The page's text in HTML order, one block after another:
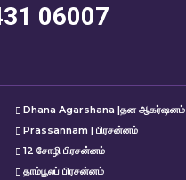
06007
Dhana Agarshana |தன ஆகர்ஷனம்
Prassannam | பிரசன்னம்
12 சோழி பிரசன்னம்
தாம்பூலப் பிரசன்னம்